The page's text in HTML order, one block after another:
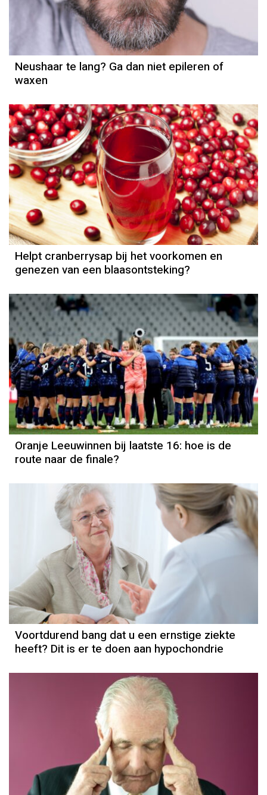
Neushaar te lang? Ga dan niet epileren of
waxen
Helpt cranberrysap bij het voorkomen en
genezen van een blaasontsteking?
Oranje Leeuwinnen bij laatste 16: hoe is de
route naar de finale?
Voortdurend bang dat u een ernstige ziekte
heeft? Dit is er te doen aan hypochondrie